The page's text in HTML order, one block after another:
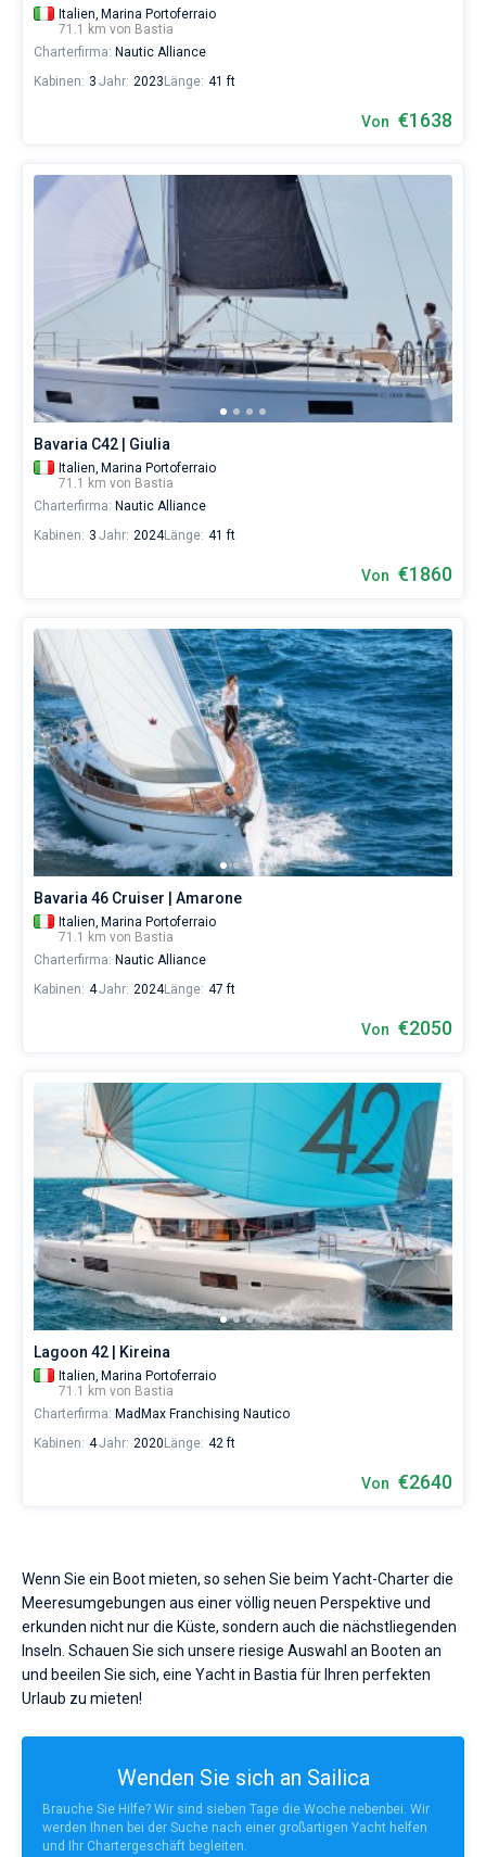
Italien, Marina Portoferraio
71.1 km von Bastia
Charterfirma: Nautic Alliance
Kabinen: 3 Jahr: 2023 Länge: 41 ft
Von €1638
Bavaria C42 | Giulia
Italien, Marina Portoferraio
71.1 km von Bastia
Charterfirma: Nautic Alliance
Kabinen: 3 Jahr: 2024Länge: 41 ft
Von €1860
Bavaria 46 Cruiser | Amarone
Italien, Marina Portoferraio
71.1 km von Bastia
Charterfirma: Nautic Alliance
Kabinen: 4Jahr: 2024Länge: 47 ft
Von €2050
Lagoon 42 | Kireina
Italien, Marina Portoferraio
71.1 km von Bastia
Charterfirma: MadMax Franchising Nautico
Kabinen: 4Jahr: 2020 Länge: 42 ft
Von €2640
Wenn Sie ein Boot mieten, so sehen Sie beim Yacht-Charter die
Meeresumgebungen aus einer völlig neuen Perspektive und
erkunden nicht nur die Küste, sondern auch die nächstliegenden
Inseln. Schauen Sie sich unsere riesige Auswahl an Booten an
und beeilen Sie sich, eine Yacht in Bastia für Ihren perfekten
Urlaub zu mieten!
Wenden Sie sich an Sailica
Brauche Sie Hilfe? Wir sind sieben Tage die Woche nebenbei. Wir
werden Ihnen bei der Suche nach einer großartigen Yacht helfen
und Ihr Chartergeschäft begleiten.